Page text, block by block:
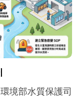
環境部水質保護司